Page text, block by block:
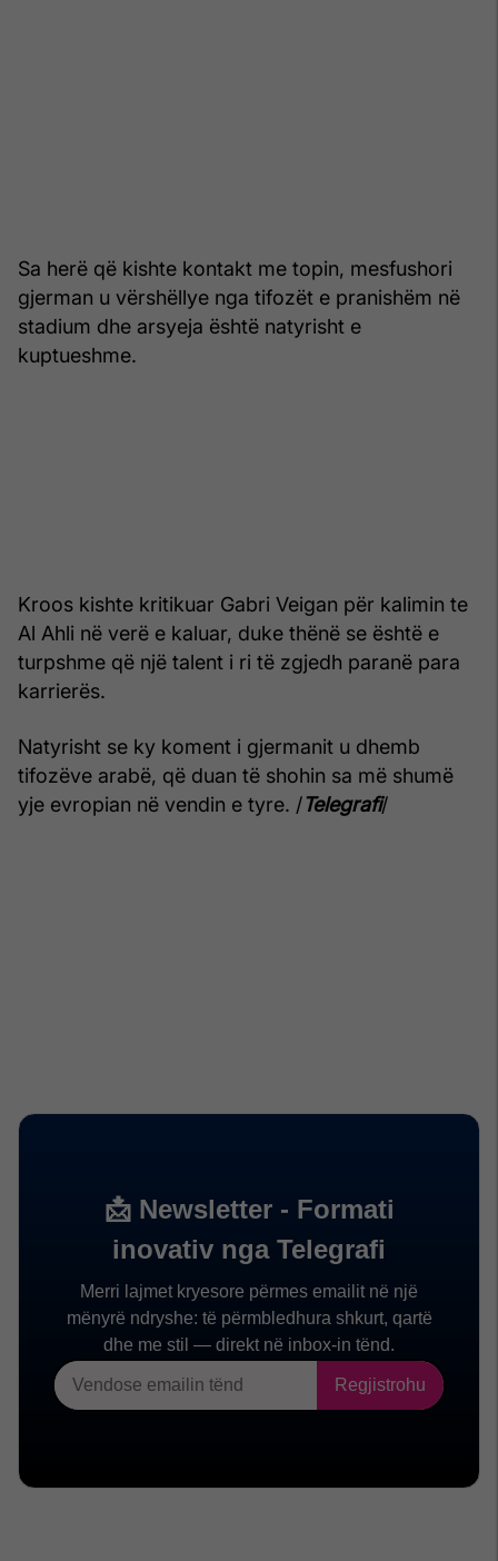
Sa herë që kishte kontakt me topin, mesfushori
gjerman u vërshëllye nga tifozët e pranishëm në
stadium dhe arsyeja është natyrisht e
kuptueshme.
Kroos kishte kritikuar Gabri Veigan për kalimin te
Al Ahli në verë e kaluar, duke thënë se është e
turpshme që një talent i ri të zgjedh paranë para
karrierës.
Natyrisht se ky koment i gjermanit u dhemb
tifozëve arabë, që duan të shohin sa më shumë
yje evropian në vendin e tyre. /Telegrafi/